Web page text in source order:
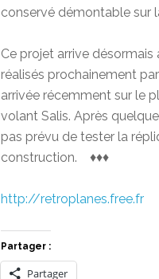
conservé démontable sur
Ce projet arrive
réalisés prochainement
arrivée récemment sur le
volant Salis. Après
pas prévu de tester la
construction. ♦♦♦
http://retroplanes.free.fr
Partager :
Partager